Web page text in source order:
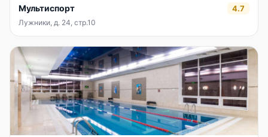
Мультиспорт 4.7
Лужники, д. 24, стр.10